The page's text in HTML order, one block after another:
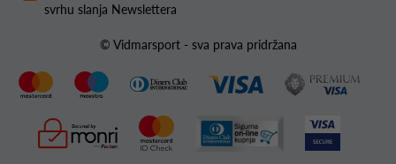
svrhu slanja Newslettera
© Vidmarsport - sva prava pridržana